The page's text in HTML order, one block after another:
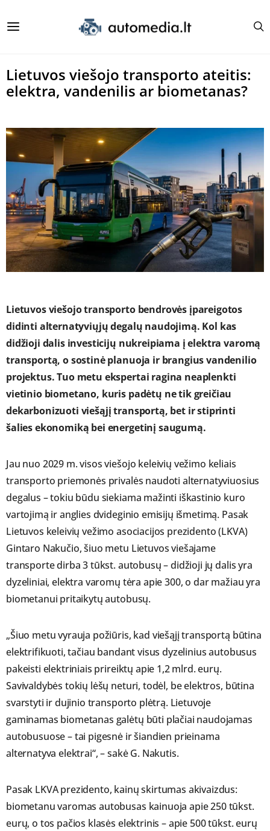
Lietuvos viešojo transporto ateitis:
elektra, vandenilis ar biometanas?
Lietuvos viešojo transporto bendrovės įpareigotos
didinti alternatyviųjų degalų naudojimą. Kol kas
didžioji dalis investicijų nukreipiama į elektra varomą
transportą, o sostinė planuoja ir brangius vandenilio
projektus. Tuo metu ekspertai ragina neaplenkti
vietinio biometano, kuris padėtų ne tik greičiau
dekarbonizuoti viešąjį transportą, bet ir stiprinti
šalies ekonomiką bei energetinį saugumą.
Jau nuo 2029 m. visos viešojo keleivių vežimo keliais
transporto priemonės privalės naudoti alternatyviuosius
degalus – tokiu būdu siekiama mažinti iškastinio kuro
vartojimą ir anglies dvideginio emisijų išmetimą. Pasak
Lietuvos keleivių vežimo asociacijos prezidento (LKVA)
Gintaro Nakučio, šiuo metu Lietuvos viešajame
transporte dirba 3 tūkst. autobusų – didžioji jų dalis yra
dyzeliniai, elektra varomų tėra apie 300, o dar mažiau yra
biometanui pritaikytų autobusų.
„Šiuo metu vyrauja požiūris, kad viešąjį transportą būtina
elektrifikuoti, tačiau bandant visus dyzelinius autobusus
pakeisti elektriniais prireiktų apie 1,2 mlrd. eurų.
Savivaldybės tokių lėšų neturi, todėl, be elektros, būtina
svarstyti ir dujinio transporto plėtrą. Lietuvoje
gaminamas biometanas galėtų būti plačiai naudojamas
autobusuose – tai pigesnė ir šiandien prieinama
alternatyva elektrai“, – sakė G. Nakutis.
Pasak LKVA prezidento, kainų skirtumas akivaizdus:
biometanu varomas autobusas kainuoja apie 250 tūkst.
eurų, o tos pačios klasės elektrinis – apie 500 tūkst. eurų